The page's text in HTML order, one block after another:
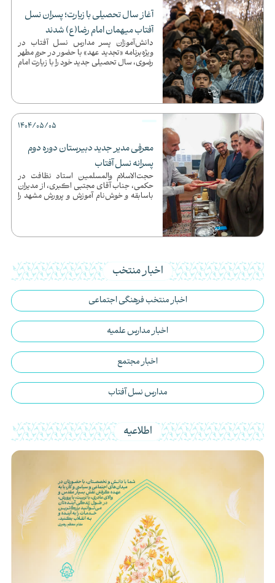
آغاز سال تحصیلی با زیارت؛ پسران نسل
آفتاب میهمان امام رضا(ع) شدند
دانش‌آموزان پسر مدارس نسل آفتاب در
ویژه‌برنامه «تجدید عهد» با حضور در حرم مطهر
رضوی، سال تحصیلی جدید خود را با زیارت امام
معرفی مدیر جدید دبیرستان دوره دوم
پسرانه نسل آفتاب
حجت‌الاسلام والمسلمین استاد نظافت در
حکمی، جناب آقای مجتبی اکبری، از مدیران
باسابقه و خوش‌نام آموزش و پرورش مشهد را
1404/05/05
اخبار منتخب
اخبار منتخب فرهنگی اجتماعی
اخبار مدارس علمیه
اخبار مجتمع
مدارس نسل آفتاب
اطلاعیه